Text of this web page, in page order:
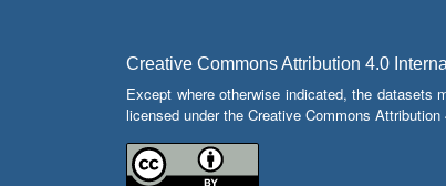
Creative Commons Attribution 4.0
Except where otherwise indicated, the datasets
licensed under the Creative Commons